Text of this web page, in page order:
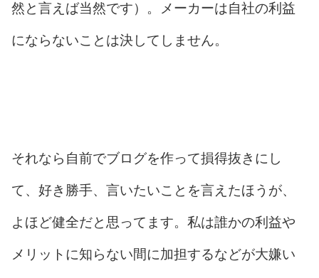
然と言えば当然です）。メーカーは自社の利益
にならないことは決してしません。
それなら自前でブログを作って損得抜きにし
て、好き勝手、言いたいことを言えたほうが、
よほど健全だと思ってます。私は誰かの利益や
メリットに知らない間に加担するなどが大嫌い